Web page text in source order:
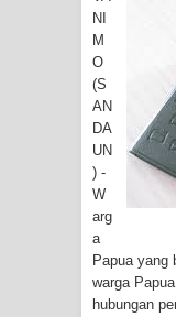
NI
M
O
(S
AN
DA
UN
) -
W
arg
a
Papua yang
warga
hubungan